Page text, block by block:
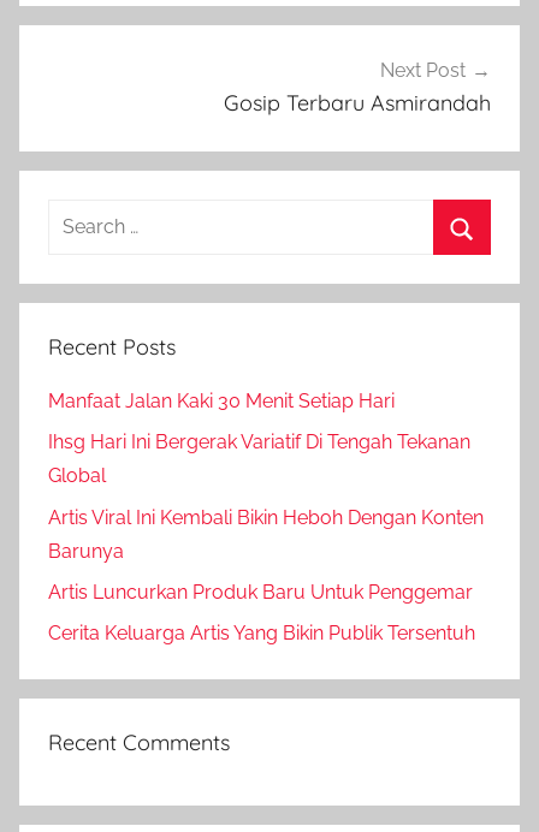
Next Post
Gosip Terbaru Asmirandah
Search
Recent Posts
Manfaat Jalan Kaki 30 Menit Setiap Hari
Ihsg Hari Ini Bergerak Variatif Di Tengah Tekanan
Global
Artis Viral Ini Kembali Bikin Heboh Dengan Konten
Barunya
Artis Luncurkan Produk Baru Untuk Penggemar
Cerita Keluarga Artis Yang Bikin Publik Tersentuh
Recent Comments